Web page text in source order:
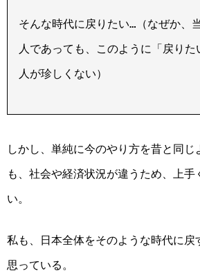
そんな時代に戻りたい…（なぜか、
人であっても、このように「戻りた
人が珍しくない）
しかし、単純に今のやり方を昔と同じ
も、社会や経済状況が違うため、上手
い。
私も、日本全体をそのような時代に戻
思っている。